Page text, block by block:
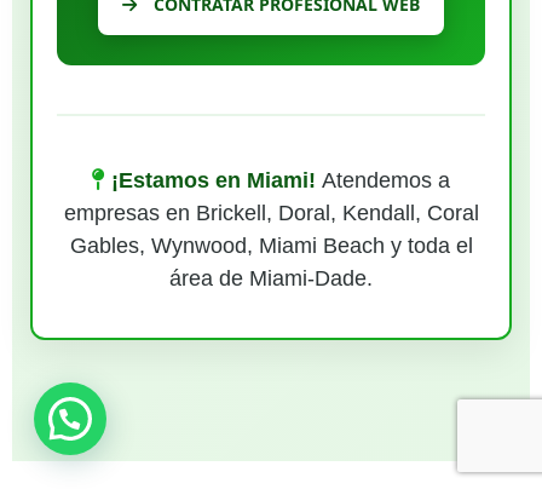
¡Estamos en Miami! Atendemos a
empresas en Brickell, Doral, Kendall, Coral
Gables, Wynwood, Miami Beach y toda el
área de Miami-Dade.